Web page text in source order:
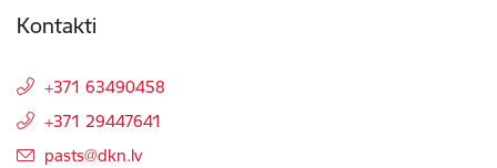
Kontakti
+371 63490458
+371 29447641
E-pasts:
pasts@dkn.lv